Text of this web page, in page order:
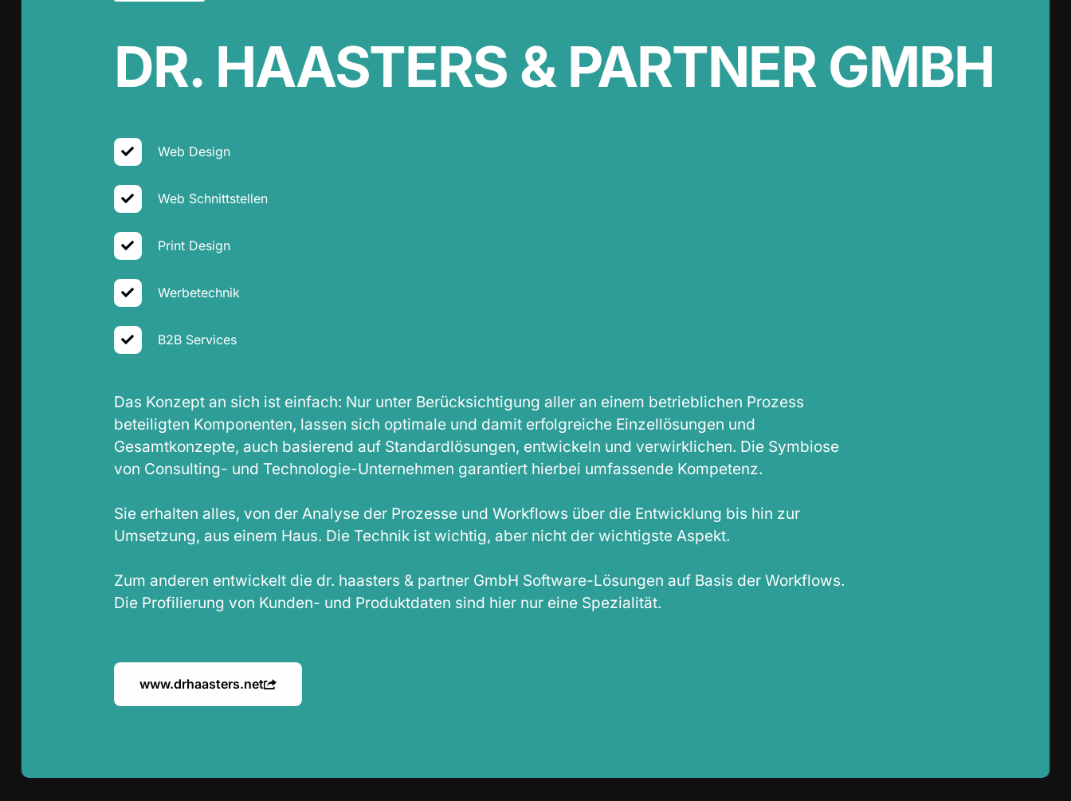
DR. HAASTERS & PARTNER GMBH
Web Design
Web Schnittstellen
Print Design
Werbetechnik
B2B Services
Das Konzept an sich ist einfach: Nur unter Berücksichtigung aller an einem betrieblichen Prozess
beteiligten Komponenten, lassen sich optimale und damit erfolgreiche Einzellösungen und
Gesamtkonzepte, auch basierend auf Standardlösungen, entwickeln und verwirklichen. Die Symbiose
von Consulting- und Technologie-Unternehmen garantiert hierbei umfassende Kompetenz.
Sie erhalten alles, von der Analyse der Prozesse und Workflows über die Entwicklung bis hin zur
Umsetzung, aus einem Haus. Die Technik ist wichtig, aber nicht der wichtigste Aspekt.
Zum anderen entwickelt die dr. haasters & partner GmbH Software-Lösungen auf Basis der Workflows.
Die Profilierung von Kunden- und Produktdaten sind hier nur eine Spezialität.
www.drhaasters.net